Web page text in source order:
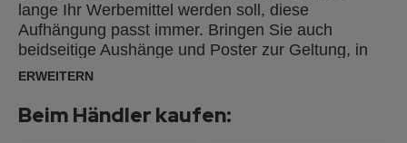
lange Ihr Werbemittel werden soll, diese
Aufhängung passt immer. Bringen Sie auch
beidseitige Aushänge und Poster zur Geltung, in
dem Sie sie einfach von der Decke abhängen! Die
Prospektmaterial oder Poster nur von oben und
ERWEITERN
Beim Händler kaufen: